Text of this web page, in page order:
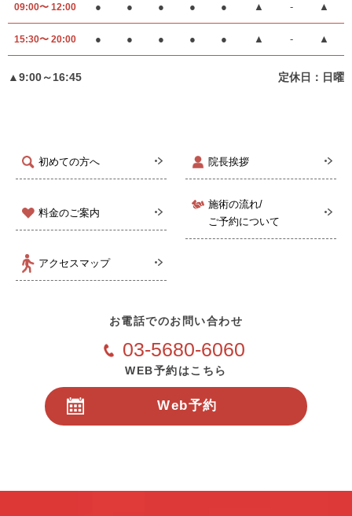
初めての方へ 院長挨拶
料金のご案内
施術の流れ/
ご予約について
アクセスマップ
09:00〜 12:00 ● ● ● ● ● ▲ - ▲
15:30〜 20:00 ● ● ● ● ● ▲ - ▲
▲9:00～16:45 定休日：日曜
お電話でのお問い合わせ
03-5680-6060
WEB予約はこちら
Web予約